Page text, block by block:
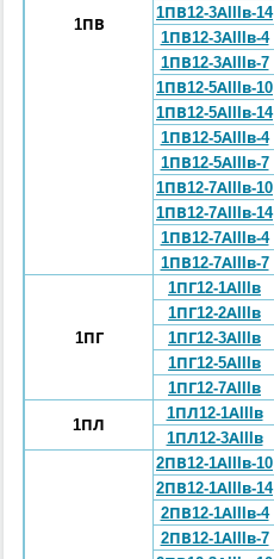
1ПВ
1ПВ12-3АIIIв-14
1ПВ12-3АIIIв-4
1ПВ12-3АIIIв-7
1ПВ12-5АIIIв-10
1ПВ12-5АIIIв-14
1ПВ12-5АIIIв-4
1ПВ12-5АIIIв-7
1ПВ12-7АIIIв-10
1ПВ12-7АIIIв-14
1ПВ12-7АIIIв-4
1ПВ12-7АIIIв-7
1ПГ
1ПГ12-1АIIIв
1ПГ12-2АIIIв
1ПГ12-3АIIIв
1ПГ12-5АIIIв
1ПГ12-7АIIIв
1ПЛ
1ПЛ12-1АIIIв
1ПЛ12-3АIIIв
2ПВ12-1АIIIв-10
2ПВ12-1АIIIв-14
2ПВ12-1АIIIв-4
2ПВ12-1АIIIв-7